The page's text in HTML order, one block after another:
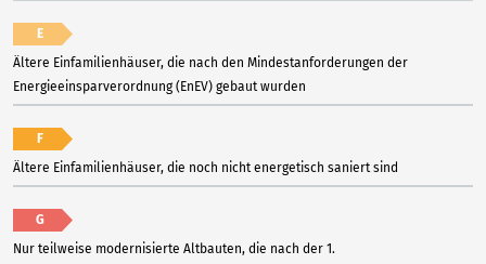
E
Ältere Einfamilienhäuser, die nach den Mindestanforderungen der
Energieeinsparverordnung (EnEV) gebaut wurden
F
Ältere Einfamilienhäuser, die noch nicht energetisch saniert sind
G
Nur teilweise modernisierte Altbauten, die nach der 1.